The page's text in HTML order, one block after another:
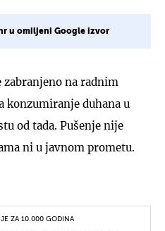
u omiljeni Google izvor
zabranjeno na radnim
konzumiranje duhana u
od tada. Pušenje nije
ni u javnom prometu.
ZA 10.000 GODINA